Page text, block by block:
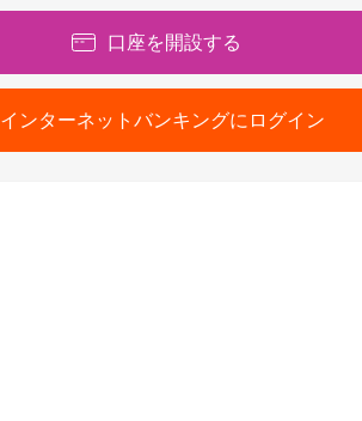
口座を開設する
インターネットバンキングにログイン